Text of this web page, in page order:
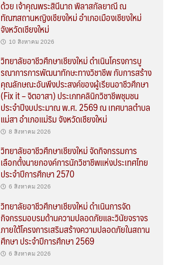
ด้วย เจ้าคุณพระสินีนาถ พิลาสกัลยาณี ณ
ทัณฑสถานหญิงเชียงใหม่ อำเภอเมืองเชียงใหม่
จังหวัดเชียงใหม่
10 สิงหาคม 2026
วิทยาลัยอาชีวศึกษาเชียงใหม่ ดำเนินโครงการบู
รณาการการพัฒนาทักษะทางวิชาชีพ กับการสร้าง
คุณลักษณะอันพึงประสงค์ของผู้เรียนอาชีวศึกษา
(Fix it – จิตอาสา) ประเภทคลินิกวิชาชีพชุมชน
ประจำปีงบประมาณ พ.ศ. 2569 ณ เทศบาลตำบล
แม่สา อำเภอแม่ริม จังหวัดเชียงใหม่
8 สิงหาคม 2026
วิทยาลัยอาชีวศึกษาเชียงใหม่ จัดกิจกรรมการ
เลือกตั้งนายกองค์การนักวิชาชีพแห่งประเทศไทย
ประจำปีการศึกษา 2570
6 สิงหาคม 2026
วิทยาลัยอาชีวศึกษาเชียงใหม่ ดำเนินการจัด
กิจกรรมอบรมด้านความปลอดภัยและวินัยจราจร
ภายใต้โครงการเสริมสร้างความปลอดภัยในสถาน
ศึกษา ประจำปีการศึกษา 2569
6 สิงหาคม 2026